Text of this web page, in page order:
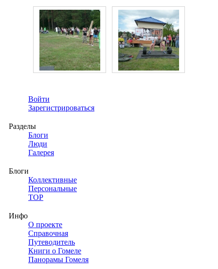
Войти
Зарегистрироваться
Разделы
Блоги
Люди
Галерея
Блоги
Коллективные
Персональные
TOP
Инфо
О проекте
Справочная
Путеводитель
Книги о Гомеле
Панорамы Гомеля